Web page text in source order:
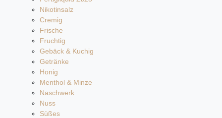
Nikotinsalz
Cremig
Frische
Fruchtig
Gebäck & Kuchig
Getränke
Honig
Menthol & Minze
Naschwerk
Nuss
Süßes